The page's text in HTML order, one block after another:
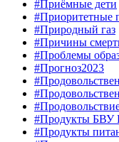
#Приёмные дети
#Приоритетные
#Природный газ
#Причины
#Проблемы
#Прогноз2023
#Продукты БВУ
#Продукты